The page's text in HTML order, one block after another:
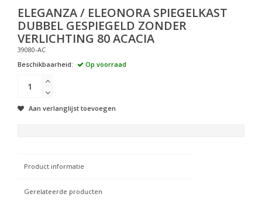
ELEGANZA / ELEONORA SPIEGELKAST
DUBBEL GESPIEGELD ZONDER
VERLICHTING 80 ACACIA
39080-AC
Beschikbaarheid:
Op voorraad
Aan verlanglijst toevoegen
Product informatie
Gerelateerde producten